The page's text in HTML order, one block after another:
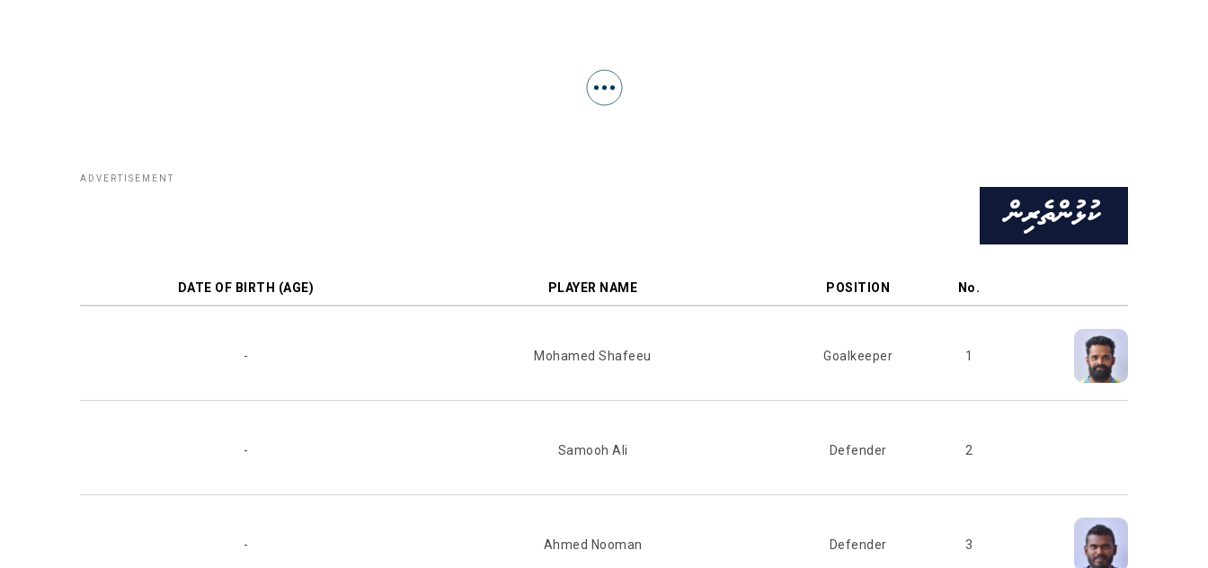
ކުޅުންތެރިން
DATE OF BIRTH (AGE) PLAYER NAME POSITION No.
- Mohamed Shafeeu Goalkeeper 1
- Samooh Ali Defender 2
- Ahmed Nooman Defender 3